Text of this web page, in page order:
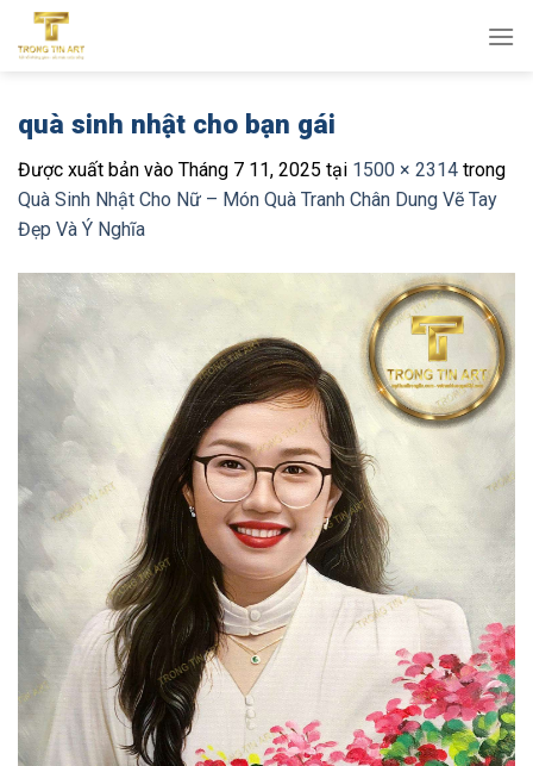
qua
quà sinh nhật cho bạn gái
Được xuất bản vào Tháng 7 11, 2025 tại 1500 × 2314 trong
Quà Sinh Nhật Cho Nữ – Món Quà Tranh Chân Dung Vẽ Tay
Đẹp Và Ý Nghĩa